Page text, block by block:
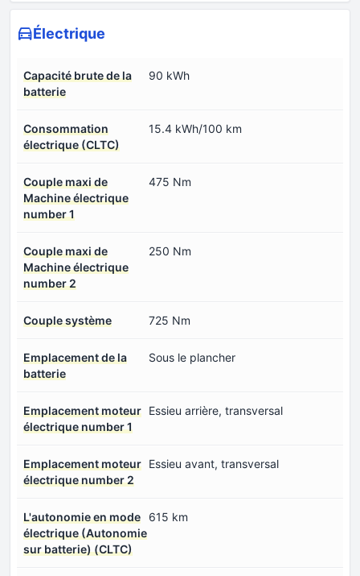
Électrique
Capacité brute de la
batterie
90 kWh
Consommation
électrique (CLTC)
15.4 kWh/100 km
Couple maxi de
Machine électrique
number 1
475 Nm
Couple maxi de
Machine électrique
number 2
250 Nm
Couple système 725 Nm
Emplacement de la
batterie
Sous le plancher
Emplacement moteur
électrique number 1
Essieu arrière, transversal
Emplacement moteur
électrique number 2
Essieu avant, transversal
L'autonomie en mode
électrique (Autonomie
sur batterie) (CLTC)
615 km